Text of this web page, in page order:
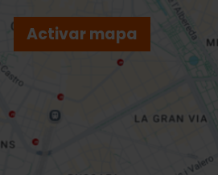
Activar mapa